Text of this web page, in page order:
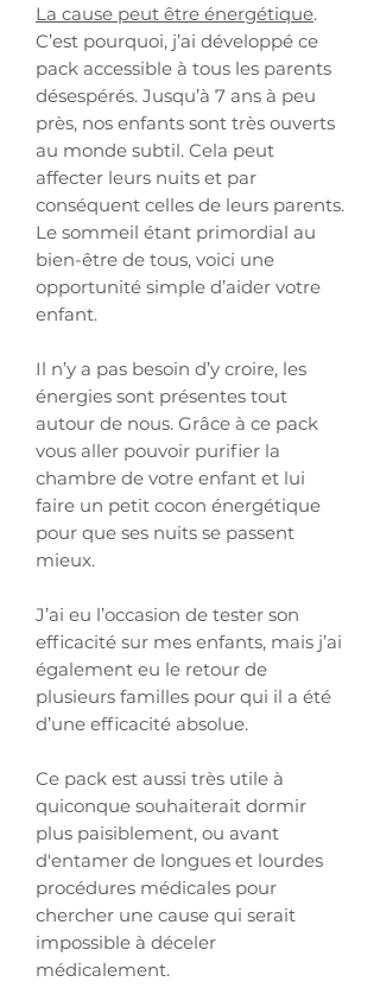
La cause peut être énergétique.
C’est pourquoi, j’ai développé ce
pack accessible à tous les parents
désespérés. Jusqu’à 7 ans à peu
près, nos enfants sont très ouverts
au monde subtil. Cela peut
affecter leurs nuits et par
conséquent celles de leurs parents.
Le sommeil étant primordial au
bien-être de tous, voici une
opportunité simple d’aider votre
enfant.
Il n’y a pas besoin d’y croire, les
énergies sont présentes tout
autour de nous. Grâce à ce pack
vous aller pouvoir purifier la
chambre de votre enfant et lui
faire un petit cocon énergétique
pour que ses nuits se passent
mieux.
J’ai eu l’occasion de tester son
efficacité sur mes enfants, mais j’ai
également eu le retour de
plusieurs familles pour qui il a été
d’une efficacité absolue.
Ce pack est aussi très utile à
quiconque souhaiterait dormir
plus paisiblement, ou avant
d'entamer de longues et lourdes
procédures médicales pour
chercher une cause qui serait
impossible à déceler
médicalement.